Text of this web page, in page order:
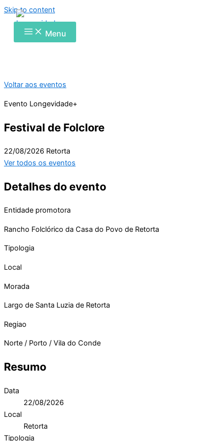
Skip to content
Menu
Voltar aos eventos
Evento Longevidade+
Festival de Folclore
22/08/2026 Retorta
Ver todos os eventos
Detalhes do evento
Entidade promotora
Rancho Folclórico da Casa do Povo de Retorta
Tipologia
Local
Morada
Largo de Santa Luzia de Retorta
Regiao
Norte / Porto / Vila do Conde
Resumo
Data
22/08/2026
Local
Retorta
Tipologia